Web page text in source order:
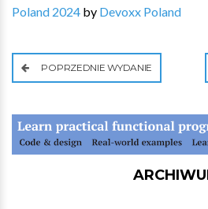
Poland 2024 by Devoxx Poland
POPRZEDNIE WYDANIE